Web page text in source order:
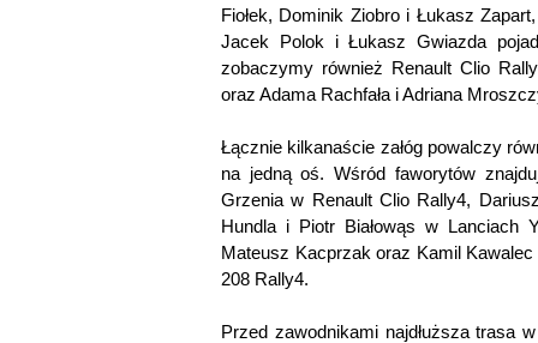
Fiołek, Dominik Ziobro i Łukasz
Jacek Polok i Łukasz Gwiazda
zobaczymy również Renault Clio
oraz Adama Rachfała i Adriana
Łącznie kilkanaście załóg powalczy
na jedną oś. Wśród faworytów
Grzenia w Renault Clio Rally4,
Hundla i Piotr Białowąs w Lanciach
Mateusz Kacprzak oraz Kamil
208 Rally4.
Przed zawodnikami najdłuższa trasa